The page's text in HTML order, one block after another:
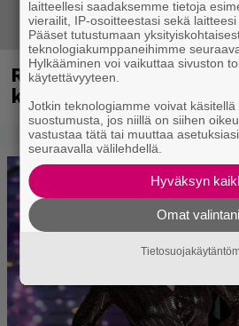
Rushin Neil Peartista
kuussa dokumentti
laitteellesi saadaksemme tietoja
vierailit, IP-osoitteestasi sekä laitteesi
Pääset tutustumaan
teknologiakumppaneihimme
Hylkääminen voi vaikuttaa sivuston
käytettävyyteen.
Jotkin teknologiamme voivat
suostumusta, jos niillä on siihen
vastustaa tätä tai muuttaa
seuraavalla välilehdellä.
Hyväksyn
Omat valintani